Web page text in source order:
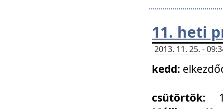
11. heti
2013. 11. 25. -
kedd:
csütörtök: